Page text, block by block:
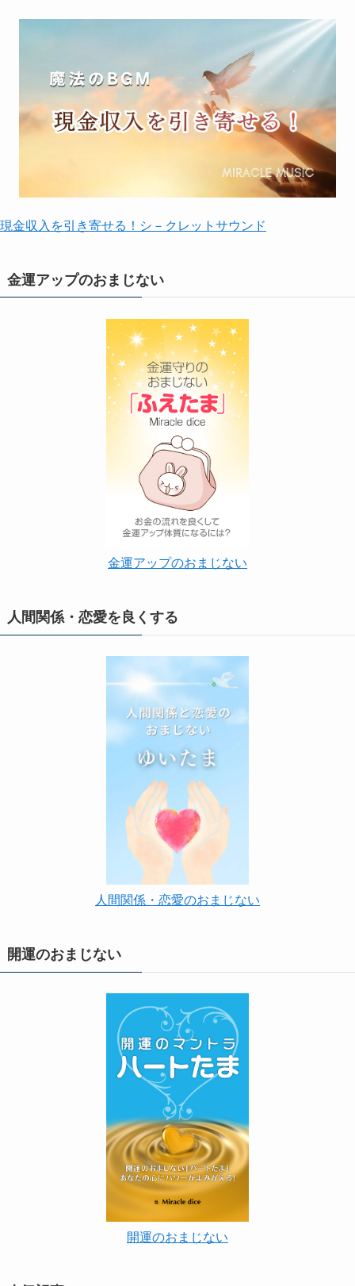
現金収入を引き寄せる！シ－クレットサウンド
金運アップのおまじない
金運アップのおまじない
人間関係・恋愛を良くする
人間関係・恋愛のおまじない
開運のおまじない
開運のおまじない